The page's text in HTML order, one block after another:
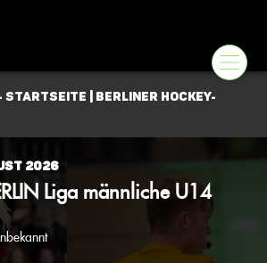
- Startseite | Berliner Hockey-
2026
Liga männliche U14